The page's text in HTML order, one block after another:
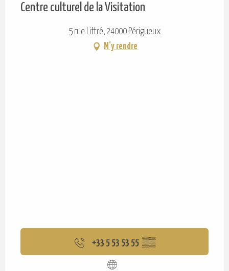
Centre culturel de la Visitation
5 rue Littré, 24000 Périgueux
M'y rendre
+33 5 53 53 55 ▒▒